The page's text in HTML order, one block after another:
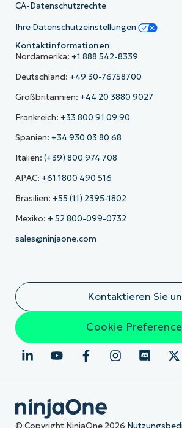
CA-Datenschutzrechte
Ihre Datenschutzeinstellungen
Kontaktinformationen
Nordamerika: +1 888 542-8339
Deutschland: +49 30-76758700
Großbritannien: +44 20 3880 9027
Frankreich: +33 800 91 09 90
Spanien: +34 930 03 80 68
Italien: (+39) 800 974 708
APAC: +61 1800 490 516
Brasilien: +55 (11) 2395-1802
Mexiko: + 52 800-099-0732
sales@ninjaone.com
Kontaktieren Sie
Cookie
© Copyright NinjaOne 2026